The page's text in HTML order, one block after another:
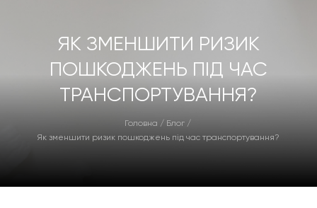
Головна / Блог /
Як зменшити ризик пошкоджень під час транспортування?
ЯК ЗМЕНШИТИ РИЗИК
ПОШКОДЖЕНЬ ПІД ЧАС
ТРАНСПОРТУВАННЯ?